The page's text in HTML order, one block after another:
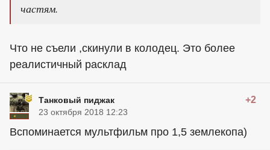
частям.
Что не съели ,скинули в колодец. Это более
реалистичный расклад
Танковый пиджак +2
23 октября 2018 12:23
Вспоминается мультфильм про 1,5 землекопа)